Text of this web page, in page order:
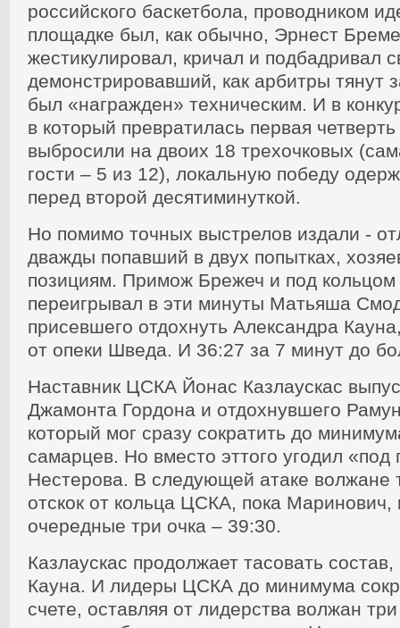
российского баскетбола, проводником
площадке был, как обычно, Эрнест
жестикулировал, кричал и подбадривал
демонстрировавший, как арбитры тянут
был «награжден» техническим. И в
в который превратилась первая
выбросили на двоих 18 трехочковых
гости – 5 из 12), локальную победу
перед второй десятиминуткой.
Но помимо точных выстрелов издали -
дважды попавший в двух попытках,
позициям. Примож Брежеч и под
переигрывал в эти минуты Матьяша
присевшего отдохнуть Александра
от опеки Шведа. И 36:27 за 7 минут до
Наставник ЦСКА Йонас Казлаускас
Джамонта Гордона и отдохнувшего
который мог сразу сократить до
самарцев. Но вместо эттого угодил «под
Нестерова. В следующей атаке волжане
отскок от кольца ЦСКА, пока Маринович,
очередные три очка – 39:30.
Казлаускас продолжает тасовать
Кауна. И лидеры ЦСКА до минимума
счете, оставляя от лидерства волжан